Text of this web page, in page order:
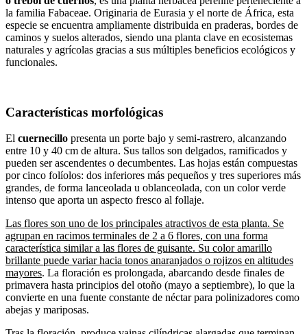
la familia Fabaceae. Originaria de Eurasia y el norte de África, esta
especie se encuentra ampliamente distribuida en praderas, bordes de
caminos y suelos alterados, siendo una planta clave en ecosistemas
naturales y agrícolas gracias a sus múltiples beneficios ecológicos y
funcionales.
Características morfológicas
El cuernecillo presenta un porte bajo y semi-rastrero, alcanzando
entre 10 y 40 cm de altura. Sus tallos son delgados, ramificados y
pueden ser ascendentes o decumbentes. Las hojas están compuestas
por cinco folíolos: dos inferiores más pequeños y tres superiores más
grandes, de forma lanceolada u oblanceolada, con un color verde
intenso que aporta un aspecto fresco al follaje.
Las flores son uno de los principales atractivos de esta planta. Se
agrupan en racimos terminales de 2 a 6 flores, con una forma
característica similar a las flores de guisante. Su color amarillo
brillante puede variar hacia tonos anaranjados o rojizos en altitudes
mayores. La floración es prolongada, abarcando desde finales de
primavera hasta principios del otoño (mayo a septiembre), lo que la
convierte en una fuente constante de néctar para polinizadores como
abejas y mariposas.